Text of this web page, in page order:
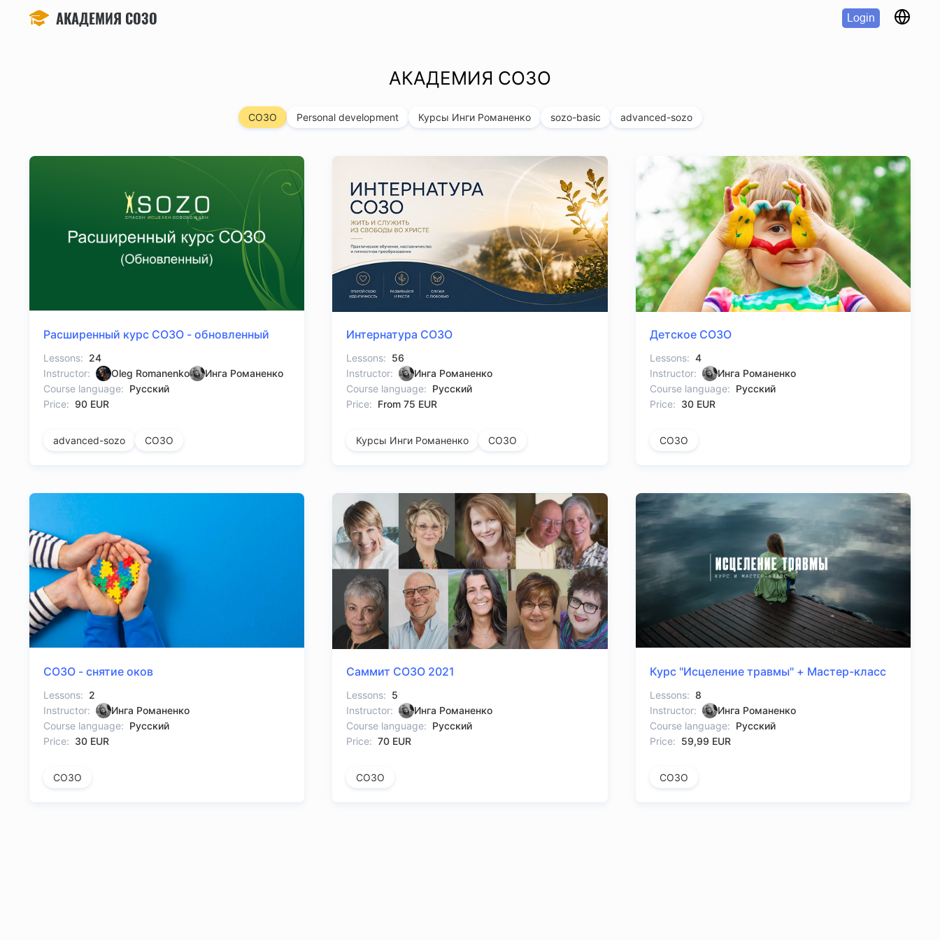
АКАДЕМИЯ СОЗО Login
АКАДЕМИЯ СОЗО
СОЗО Personal development Курсы Инги Романенко sozo-basic advanced-sozo
Расширенный курс СОЗО - обновленный
Lessons: 24
Instructor:
Oleg Romanenko
Инга Романенко
Course language: Русский
Price: 90 EUR
advanced-sozo СОЗО
Интернатура СОЗО
Lessons: 56
Instructor:
Инга Романенко
Course language: Русский
Price: From 75 EUR
Курсы Инги Романенко СОЗО
Детское СОЗО
Lessons: 4
Instructor:
Инга Романенко
Course language: Русский
Price: 30 EUR
СОЗО
СОЗО - снятие оков
Lessons: 2
Instructor:
Инга Романенко
Course language: Русский
Price: 30 EUR
СОЗО
Саммит СОЗО 2021
Lessons: 5
Instructor:
Инга Романенко
Course language: Русский
Price: 70 EUR
СОЗО
Курс "Исцеление травмы" + Мастер-класс
Lessons: 8
Instructor:
Инга Романенко
Course language: Русский
Price: 59,99 EUR
СОЗО